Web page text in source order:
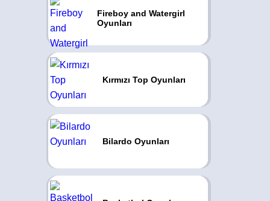
Fireboy and Watergirl
Oyunları
Kırmızı Top Oyunları
Bilardo Oyunları